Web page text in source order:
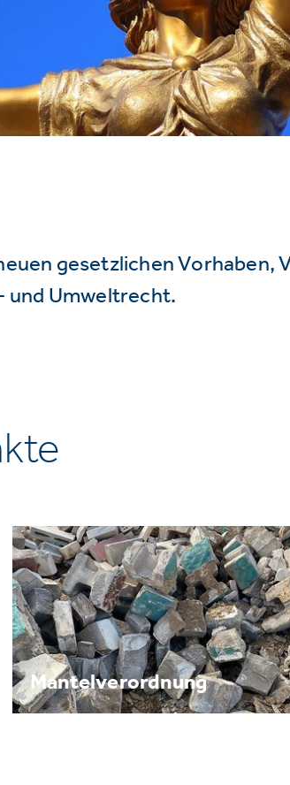
gesetzlichen Vorhaben,
und Umweltrecht.
Mantelverordnung